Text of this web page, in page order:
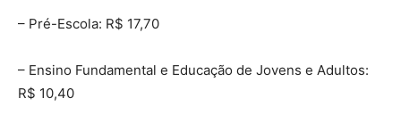
– Pré-Escola: R$ 17,70
– Ensino Fundamental e Educação de Jovens e Adultos:
R$ 10,40